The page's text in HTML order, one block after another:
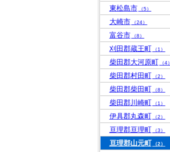
東松島市 （5）
大崎市 （24）
富谷市 （8）
刈田郡蔵王町 （1）
柴田郡大河原町 （4）
柴田郡村田町 （2）
柴田郡柴田町 （8）
柴田郡川崎町 （1）
伊具郡丸森町 （2）
亘理郡亘理町 （3）
亘理郡山元町 （2）